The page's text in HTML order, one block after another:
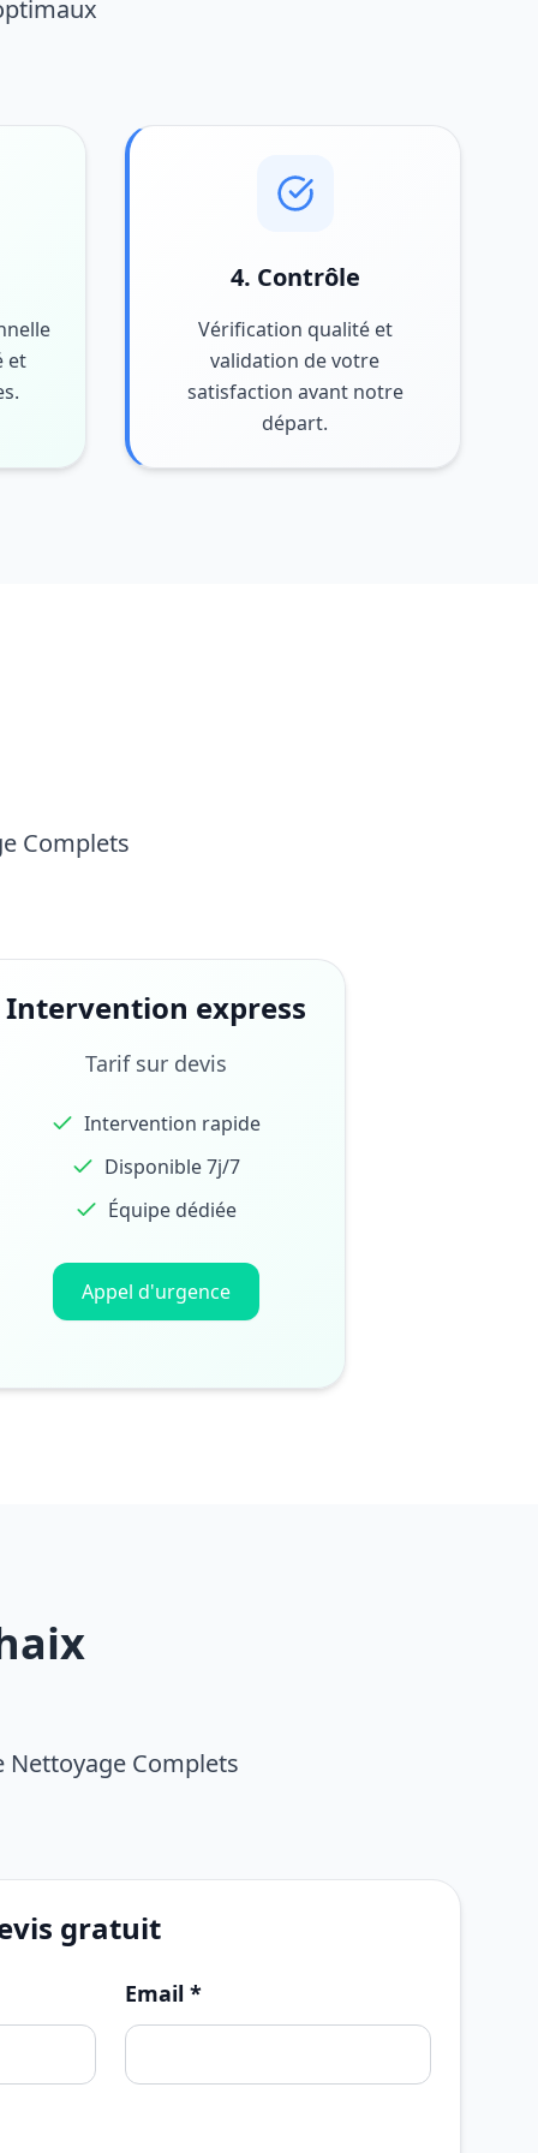
et
4. Contrôle
Vérification qualité et
validation de votre
satisfaction avant notre
départ.
Complets
Intervention express
Tarif sur devis
Intervention rapide
Disponible 7j/7
Équipe dédiée
Appel d'urgence
Nettoyage Complets
gratuit
Email *